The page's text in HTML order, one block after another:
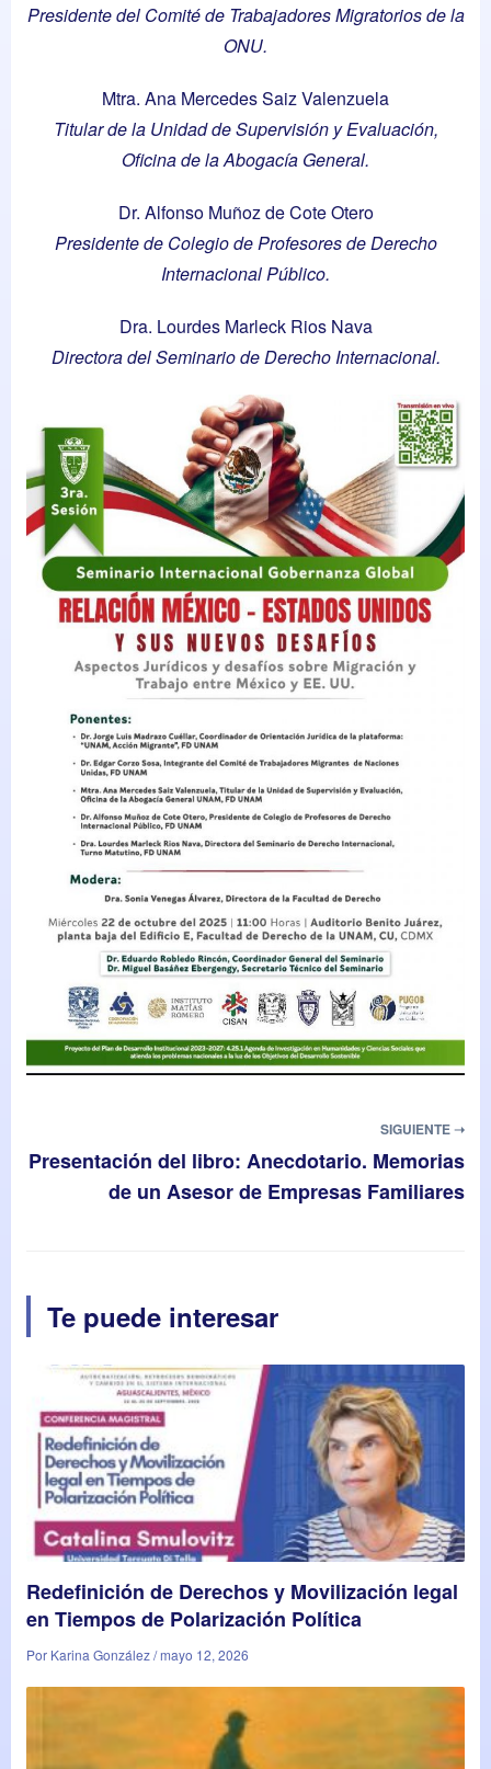
Presidente del Comité de Trabajadores Migratorios de la
ONU.
Mtra. Ana Mercedes Saiz Valenzuela
Titular de la Unidad de Supervisión y Evaluación,
Oficina de la Abogacía General.
Dr. Alfonso Muñoz de Cote Otero
Presidente de Colegio de Profesores de Derecho
Internacional Público.
Dra. Lourdes Marleck Rios Nava
Directora del Seminario de Derecho Internacional.
SIGUIENTE ➝
Presentación del libro: Anecdotario. Memorias
de un Asesor de Empresas Familiares
Te puede interesar
Redefinición de Derechos y Movilización legal
en Tiempos de Polarización Política
Por Karina González / mayo 12, 2026